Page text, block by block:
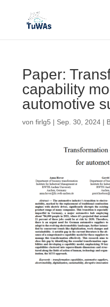
Paper:
capability
automotive
von firlg5 | Sep. 30, 2024|